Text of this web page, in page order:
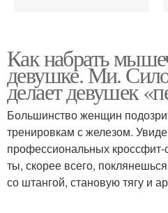
Как набрать
девушке. Ми.
делает девушек
Большинство женщин
тренировкам с железом.
профессиональных
ты, скорее всего,
со штангой, становую тягу и